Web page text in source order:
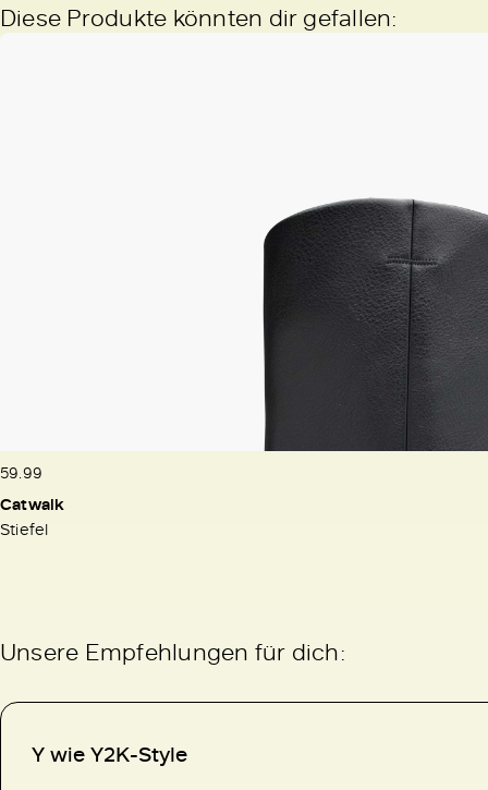
Diese Produkte könnten dir gefallen:
59.99
Catwalk
Stiefel
Unsere Empfehlungen für dich:
Y wie Y2K-Style